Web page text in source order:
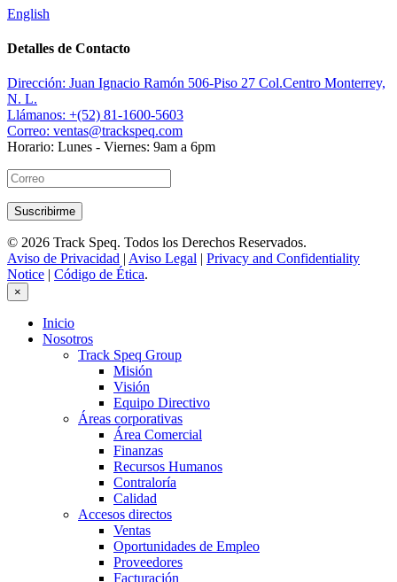
English
Detalles de Contacto
Dirección: Juan Ignacio Ramón 506-Piso 27 Col.Centro Monterrey,
N. L.
Llámanos: +(52) 81-1600-5603
Correo: ventas@trackspeq.com
Horario: Lunes - Viernes: 9am a 6pm
© 2026 Track Speq. Todos los Derechos Reservados.
Aviso de Privacidad | Aviso Legal | Privacy and Confidentiality
Notice | Código de Ética.
×
Inicio
Nosotros
Track Speq Group
Misión
Visión
Equipo Directivo
Áreas corporativas
Área Comercial
Finanzas
Recursos Humanos
Contraloría
Calidad
Accesos directos
Ventas
Oportunidades de Empleo
Proveedores
Facturación